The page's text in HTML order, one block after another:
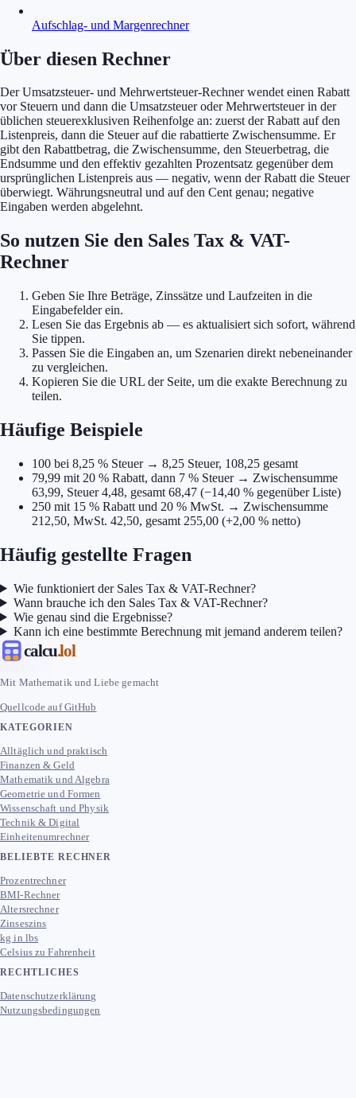
Aufschlag- und Margenrechner
Über diesen Rechner
Der Umsatzsteuer- und Mehrwertsteuer-Rechner wendet einen Rabatt
vor Steuern und dann die Umsatzsteuer oder Mehrwertsteuer in der
üblichen steuerexklusiven Reihenfolge an: zuerst der Rabatt auf den
Listenpreis, dann die Steuer auf die rabattierte Zwischensumme. Er
gibt den Rabattbetrag, die Zwischensumme, den Steuerbetrag, die
Endsumme und den effektiv gezahlten Prozentsatz gegenüber dem
ursprünglichen Listenpreis aus — negativ, wenn der Rabatt die Steuer
überwiegt. Währungsneutral und auf den Cent genau; negative
Eingaben werden abgelehnt.
So nutzen Sie den Sales Tax & VAT-
Rechner
Geben Sie Ihre Beträge, Zinssätze und Laufzeiten in die
Eingabefelder ein.
Lesen Sie das Ergebnis ab — es aktualisiert sich sofort, während
Sie tippen.
Passen Sie die Eingaben an, um Szenarien direkt nebeneinander
zu vergleichen.
Kopieren Sie die URL der Seite, um die exakte Berechnung zu
teilen.
Häufige Beispiele
100 bei 8,25 % Steuer → 8,25 Steuer, 108,25 gesamt
79,99 mit 20 % Rabatt, dann 7 % Steuer → Zwischensumme
63,99, Steuer 4,48, gesamt 68,47 (−14,40 % gegenüber Liste)
250 mit 15 % Rabatt und 20 % MwSt. → Zwischensumme
212,50, MwSt. 42,50, gesamt 255,00 (+2,00 % netto)
Häufig gestellte Fragen
Wie funktioniert der Sales Tax & VAT-Rechner?
Wann brauche ich den Sales Tax & VAT-Rechner?
Wie genau sind die Ergebnisse?
Kann ich eine bestimmte Berechnung mit jemand anderem teilen?
calcu.lol
Mit Mathematik und Liebe gemacht
Quellcode auf GitHub
KATEGORIEN
Alltäglich und praktisch
Finanzen & Geld
Mathematik und Algebra
Geometrie und Formen
Wissenschaft und Physik
Technik & Digital
Einheitenumrechner
BELIEBTE RECHNER
Prozentrechner
BMI-Rechner
Altersrechner
Zinseszins
kg in lbs
Celsius zu Fahrenheit
RECHTLICHES
Datenschutzerklärung
Nutzungsbedingungen